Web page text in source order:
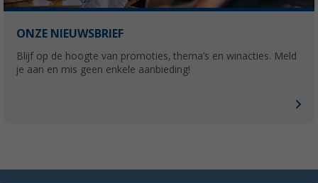
ONZE NIEUWSBRIEF
Blijf op de hoogte van promoties, thema’s en winacties. Meld
je aan en mis geen enkele aanbieding!